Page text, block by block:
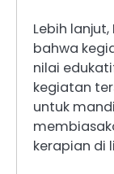
Lebih
bahwa
nilai
kegiatan
untuk
kerapian di